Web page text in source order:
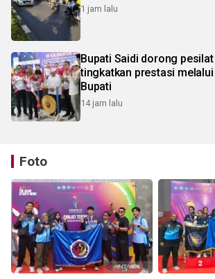
1 jam lalu
Bupati Saidi dorong
tingkatkan prestasi
Bupati
14 jam lalu
Foto